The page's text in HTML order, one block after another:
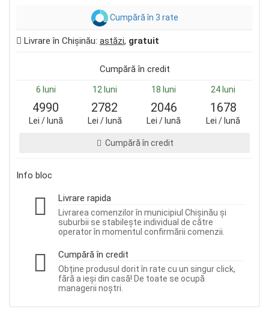
Cumpără în 3 rate
Livrare în Chișinău: astăzi, gratuit
Cumpără în credit
6 luni 12 luni 18 luni 24 luni
4990
Lei / lună
2782
Lei / lună
2046
Lei / lună
1678
Lei / lună
Cumpără în credit
Info bloc
Livrare rapida
Livrarea comenzilor în municipiul Chișinău și
suburbii se stabilește individual de către
operator în momentul confirmării comenzii.
Cumpără în credit
Obține produsul dorit în rate cu un singur click,
fără a ieși din casă! De toate se ocupă
managerii noștri.